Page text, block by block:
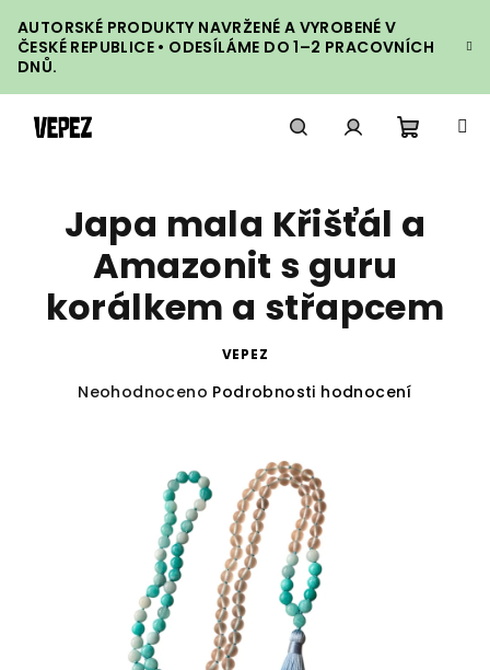
na
obsah
AUTORSKÉ PRODUKTY NAVRŽENÉ A VYROBENÉ V
ČESKÉ REPUBLICE • ODESÍLÁME DO 1–2 PRACOVNÍCH
DNŮ.
košík
Japa mala Křišťál a
Amazonit s guru
korálkem a střapcem
VEPEZ
Průměrné
hvězdiček.
Neohodnoceno Podrobnosti hodnocení